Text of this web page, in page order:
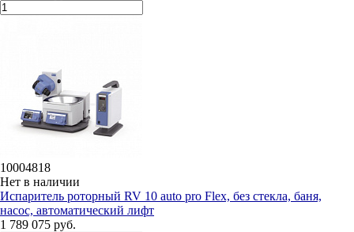
10004818
Нет в наличии
Испаритель роторный RV 10 auto pro Flex, без стекла, баня,
насос, автоматический лифт
1 789 075 руб.